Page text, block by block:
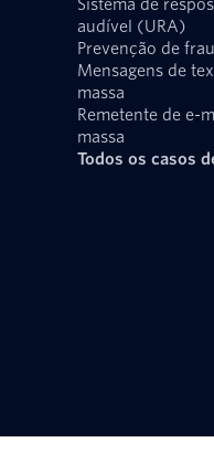
Sistema de
audível (URA)
Prevenção de
Mensagens de
massa
Remetente de e-
massa
Todos os casos